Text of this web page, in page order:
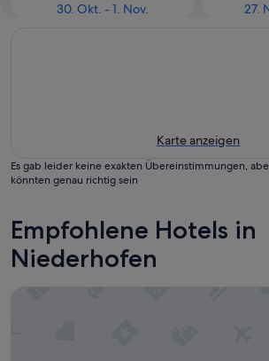
30. Okt. - 1. Nov.
27.
Karte anzeigen
Es gab leider keine exakten Übereinstimmungen,
könnten genau richtig sein
Empfohlene Hotels in
Niederhofen